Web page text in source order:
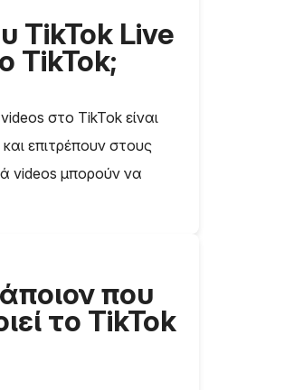
TikTok Live
TikTok;
στο TikTok είναι
επιτρέπουν στους
videos μπορούν να
που
το TikTok